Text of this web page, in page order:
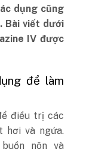
dụng cũng
Bài viết dưới
IV được
để làm
điều trị các
hơi và ngứa.
nôn và